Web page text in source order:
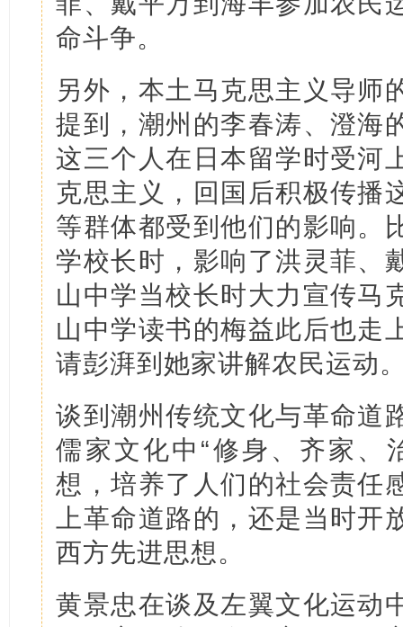
命斗争。
另外，本土马克思主义导师
提到，潮州的李春涛、澄海
这三个人在日本留学时受河
克思主义，回国后积极传播
等群体都受到他们的影响。
学校长时，影响了洪灵菲、
山中学当校长时大力宣传马
山中学读书的梅益此后也走
请彭湃到她家讲解农民运动
谈到潮州传统文化与革命道
儒家文化中“修身、齐家、
想，培养了人们的社会责任
上革命道路的，还是当时
西方先进思想。
黄景忠在谈及左翼文化运动